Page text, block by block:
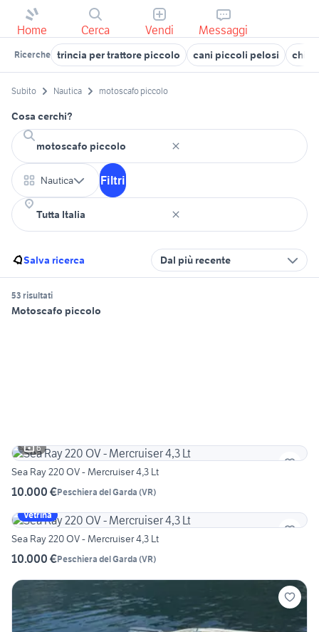
Home Cerca Vendi Messaggi
Ricerche trincia per trattore piccolo cani piccoli pelosi
Subito Nautica motoscafo piccolo
Cosa cerchi?
Nautica Filtri
Salva ricerca Dal più recente
53 risultati
Motoscafo piccolo
6
Sea Ray 220 OV - Mercruiser 4,3 Lt
10.000 €Peschiera del Garda (VR)
Vetrina
Sea Ray 220 OV - Mercruiser 4,3 Lt
10.000 €Peschiera del Garda (VR)